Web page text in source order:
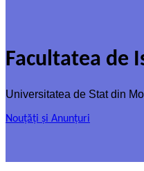
Facultatea de
Universitatea de Stat din
Nouțăți și Anunțuri